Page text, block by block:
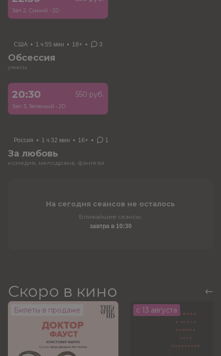
Зал 2, Синий • 2D
США • 1 ч 55 мин • 18+ • 3
Обсессия
ужасы
20:30 550 руб.
Зал 3, Зеленый • 2D
Россия • 1 ч 32 мин • 16+ • 1
За любовь
комедия, мелодрама, фэнтези
На сегодня сеансов не осталось
Ближайшие сеансы:
завтра в 10:30
Скоро в кино
Билеты в продаже с 13 августа